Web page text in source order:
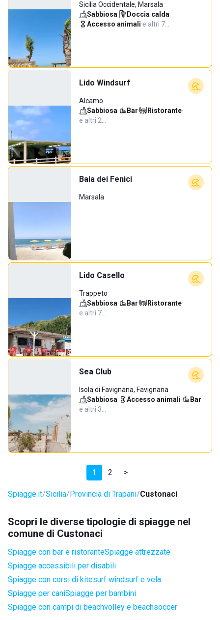
Sicilia Occidentale, Marsala
Sabbiosa· Doccia calda·
Accesso animali·e altri 7…
Lido Windsurf
Alcamo
Sabbiosa· Bar· Ristorante·
e altri 2…
Baia dei Fenici
Marsala
Lido Casello
Trappeto
Sabbiosa· Bar· Ristorante·
e altri 7…
Sea Club
Isola di Favignana, Favignana
Sabbiosa· Accesso animali· Bar·
e altri 3…
1 2 >
Spiagge.it Sicilia Provincia di Trapani Custonaci
Scopri le diverse tipologie di spiagge nel
comune di Custonaci
Spiagge con bar e ristoranteSpiagge attrezzate
Spiagge accessibili per disabili
Spiagge con corsi di kitesurf windsurf e vela
Spiagge per caniSpiagge per bambini
Spiagge con campi di beachvolley e beachsoccer